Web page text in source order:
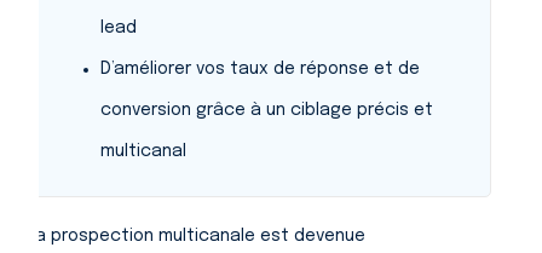
lead
D’améliorer vos taux de réponse et de
conversion grâce à un ciblage précis et
multicanal
La prospection multicanale est devenue